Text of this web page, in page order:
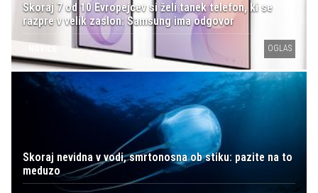
Skoraj 7 od 10 Evropejcev si želi tanek telefon, ki se
razpre v velik zaslon: Samsung ima odgovor
OGLAS
Skoraj nevidna v vodi, smrtonosna ob stiku: pazite na to
meduzo